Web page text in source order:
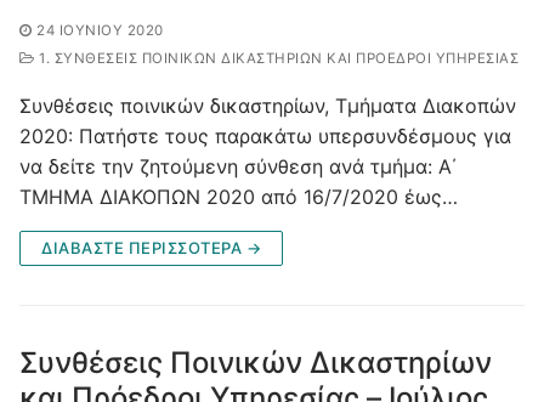
24 ΙΟΥΝΊΟΥ 2020
1. ΣΥΝΘΈΣΕΙΣ ΠΟΙΝΙΚΏΝ ΔΙΚΑΣΤΗΡΊΩΝ ΚΑΙ ΠΡΌΕΔΡΟΙ ΥΠΗΡΕΣΊΑΣ
Συνθέσεις ποινικών δικαστηρίων, Τμήματα Διακοπών
2020: Πατήστε τους παρακάτω υπερσυνδέσμους για
να δείτε την ζητούμενη σύνθεση ανά τμήμα: Α΄
ΤΜΗΜΑ ΔΙΑΚΟΠΩΝ 2020 από 16/7/2020 έως…
ΔΙΑΒΑΣΤΕ ΠΕΡΙΣΣΟΤΕΡΑ →
Συνθέσεις Ποινικών Δικαστηρίων